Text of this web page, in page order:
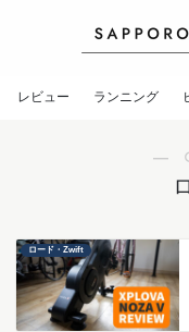
レビュー ランニング
―
ロード・Zwift